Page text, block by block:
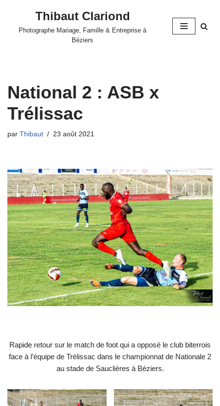
Aller
Thibaut Clariond
Photographe Mariage, Famille & Entreprise à
Béziers
National 2 : ASB x
Trélissac
par Thibaut 23 août 2021
Rapide retour sur le match de foot qui a opposé le club biterrois
face à l’équipe de Trélissac dans le championnat de Nationale 2
au stade de Sauclières à Béziers.